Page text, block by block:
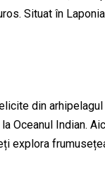
Situat în
din
Oceanul Indian.
explora